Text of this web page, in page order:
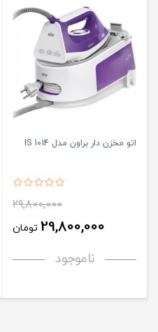
اتو مخزن دار براون مدل IS 1014
29,800,000
29,800,000 تومان
ناموجود